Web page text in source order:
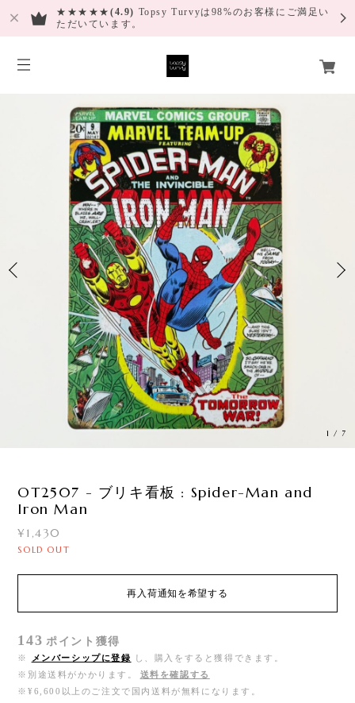
★★★★★ (4.9) Topsy Turvyは98%のお客様にご満足い
ただいています。
1 / 7
OT2507 - ブリキ看板 : Spider-Man and
Iron Man
¥1,430
SOLD OUT
再入荷通知を希望する
143 ポイント 獲得
※ メンバーシップに登録
し、購入をすると獲得できます。
※別途送料がかかります。
送料を確認する
※¥6,600以上のご注文で国内送料が無料になります。